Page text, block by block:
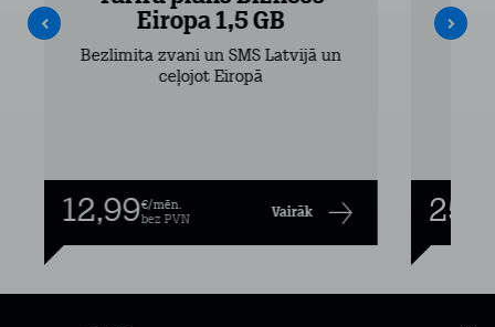
Eiropa 1,5 GB
Bezlimita zvani un SMS Latvijā un
ceļojot Eiropā
12,99€/mēn.
bez PVN
Vairāk